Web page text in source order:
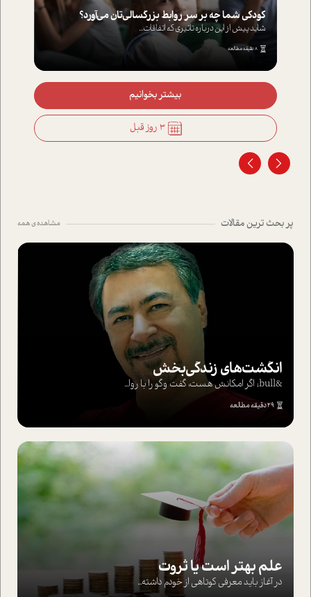
کودکی شما چه بر سر روابط بزرگسالی‌تان می‌آورد؟
شاید پیش از این درباره تاثیری که اتفاقات...
8 دقیقه مطالعه
بیشتر بخوانیم
3 روز قبل
پر بحث ترین مقالات مشاهده ی همه
انگشت‌های‌ زندگی‌بخش
&bull; اگر امکانش هست، گفت وگو را با روا...
29 دقیقه مطالعه
علم بهتر است یا ثروت
در آغاز باید معرفی کوتاهی از خودم داشته...